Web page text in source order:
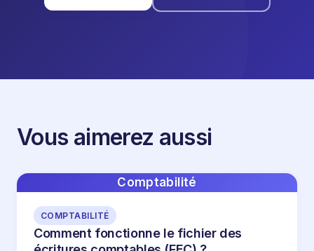
Vous aimerez aussi
Comptabilité
COMPTABILITÉ
Comment fonctionne le fichier des